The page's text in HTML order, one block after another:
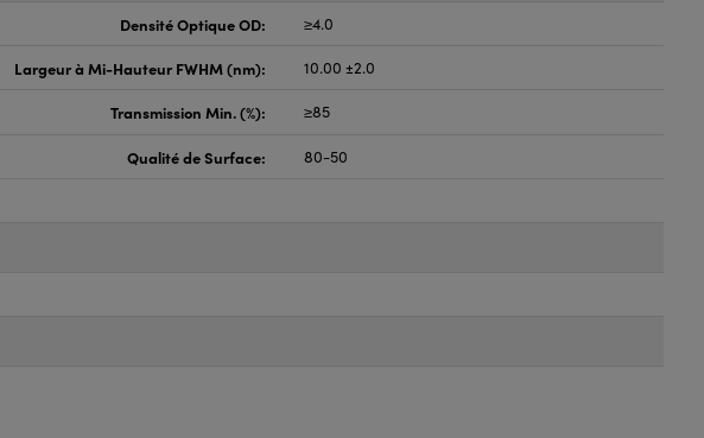
Densité Optique OD: ≥4.0
Largeur à Mi-Hauteur FWHM (nm): 10.00 ±2.0
Transmission Min. (%): ≥85
Qualité de Surface: 80-50